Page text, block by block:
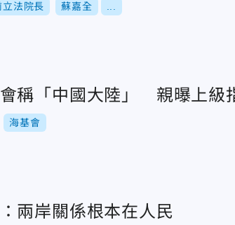
立法院長 蘇嘉全
稱「中國大陸」 親曝上級
海基會
兩岸關係根本在人民